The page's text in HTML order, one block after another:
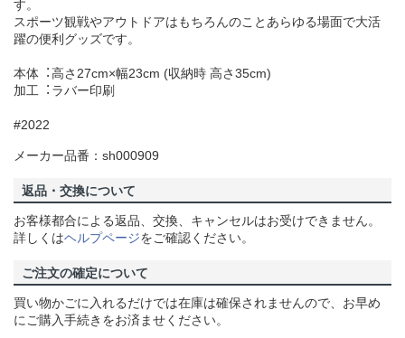
す。
スポーツ観戦やアウトドアはもちろんのことあらゆる場面で大活
躍の便利グッズです。
本体︓高さ27cm×幅23cm (収納時 高さ35cm)
加工︓ラバー印刷
#2022
メーカー品番：sh000909
返品・交換について
お客様都合による返品、交換、キャンセルはお受けできません。
詳しくはヘルプページをご確認ください。
ご注文の確定について
買い物かごに入れるだけでは在庫は確保されませんので、お早め
にご購入手続きをお済ませください。